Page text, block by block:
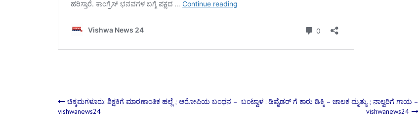
Post
ಚಿಕ್ಕಮಗಳೂರು: ಶಿಕ್ಷಕಿಗೆ ಮಾರಣಾಂತಿಕ ಹಲ್ಲೆ ; ಆರೋಪಿಯ ಬಂಧನ –
vishwanews24
ಬಂಟ್ವಾಳ : ಡಿವೈಡರ್ ಗೆ ಕಾರು ಡಿಕ್ಕಿ – ಚಾಲಕ ಮೃತ್ಯು ; ನಾಲ್ವರಿಗೆ ಗಾಯ –
vishwanews24